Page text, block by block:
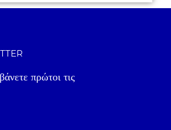
πρώτοι τις